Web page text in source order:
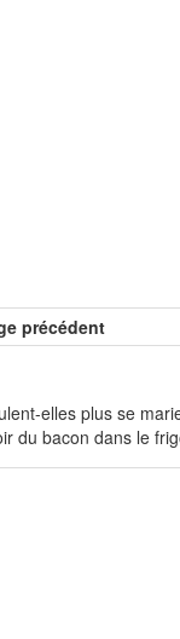
précédent
elles plus se
du bacon dans le